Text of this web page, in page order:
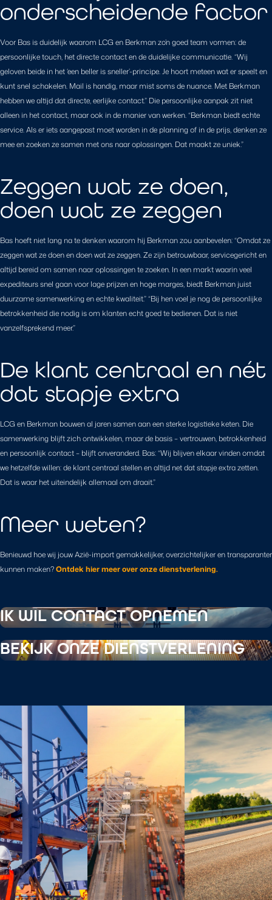
onderscheidende factor
Voor Bas is duidelijk waarom LCG en Berkman zo’n goed team vormen: de
persoonlijke touch, het directe contact en de duidelijke communicatie. “Wij
geloven beide in het ‘een beller is sneller’-principe. Je hoort meteen wat er speelt en
kunt snel schakelen. Mail is handig, maar mist soms de nuance. Met Berkman
hebben we altijd dat directe, eerlijke contact.” Die persoonlijke aanpak zit niet
alleen in het contact, maar ook in de manier van werken. “Berkman biedt echte
service. Als er iets aangepast moet worden in de planning of in de prijs, denken ze
mee en zoeken ze samen met ons naar oplossingen. Dat maakt ze uniek.”
Zeggen wat ze doen,
doen wat ze zeggen
Bas hoeft niet lang na te denken waarom hij Berkman zou aanbevelen: “Omdat ze
zeggen wat ze doen en doen wat ze zeggen. Ze zijn betrouwbaar, servicegericht en
altijd bereid om samen naar oplossingen te zoeken. In een markt waarin veel
expediteurs snel gaan voor lage prijzen en hoge marges, biedt Berkman juist
duurzame samenwerking en echte kwaliteit.” “Bij hen voel je nog de persoonlijke
betrokkenheid die nodig is om klanten echt goed te bedienen. Dat is niet
vanzelfsprekend meer.”
De klant centraal en nét
dat stapje extra
LCG en Berkman bouwen al jaren samen aan een sterke logistieke keten. Die
samenwerking blijft zich ontwikkelen, maar de basis – vertrouwen, betrokkenheid
en persoonlijk contact – blijft onveranderd. Bas: “Wij blijven elkaar vinden omdat
we hetzelfde willen: de klant centraal stellen en altijd net dat stapje extra zetten.
Dat is waar het uiteindelijk allemaal om draait.”
Meer weten?
Benieuwd hoe wij jouw Azië-import gemakkelijker, overzichtelijker en transparanter
kunnen maken?Ontdek hier meer over onze dienstverlening.
IK WIL CONTACT OPNEMEN
BEKIJK ONZE DIENSTVERLENING